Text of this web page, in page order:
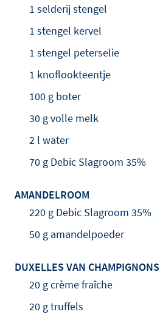
1 selderij stengel
1 stengel kervel
1 stengel peterselie
1 knoflookteentje
100 g boter
30 g volle melk
2 l water
70 g Debic Slagroom 35%
AMANDELROOM
220 g Debic Slagroom 35%
50 g amandelpoeder
DUXELLES VAN CHAMPIGNONS
20 g crème fraîche
20 g truffels